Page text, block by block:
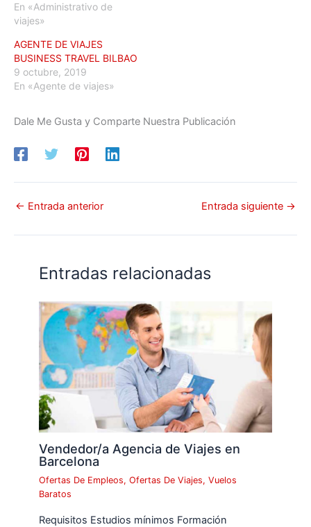
En «Administrativo de
viajes»
AGENTE DE VIAJES
BUSINESS TRAVEL BILBAO
9 octubre, 2019
En «Agente de viajes»
Dale Me Gusta y Comparte Nuestra Publicación
← Entrada anterior Entrada siguiente →
Entradas relacionadas
Vendedor/a Agencia de Viajes en
Barcelona
Ofertas De Empleos,Ofertas De Viajes,Vuelos
Baratos
Requisitos Estudios mínimos Formación